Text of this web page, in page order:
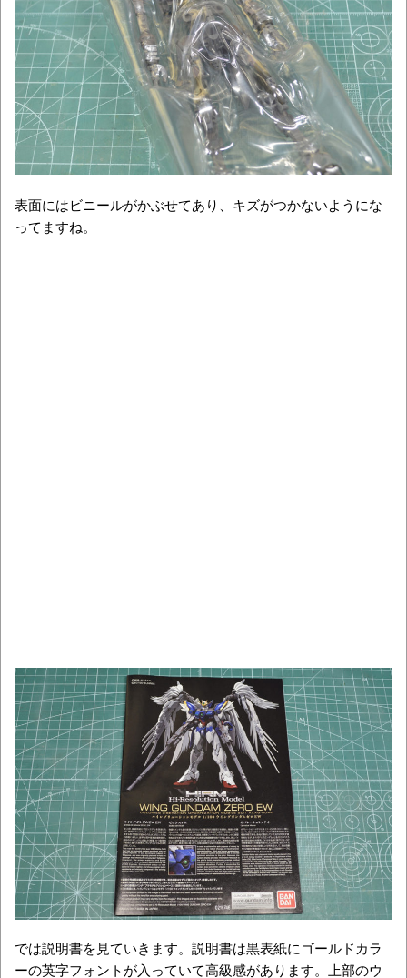
表面にはビニールがかぶせてあり、キズがつかないようにな
ってますね。
では説明書を見ていきます。説明書は黒表紙にゴールドカラ
ーの英字フォントが入っていて高級感があります。上部のウ